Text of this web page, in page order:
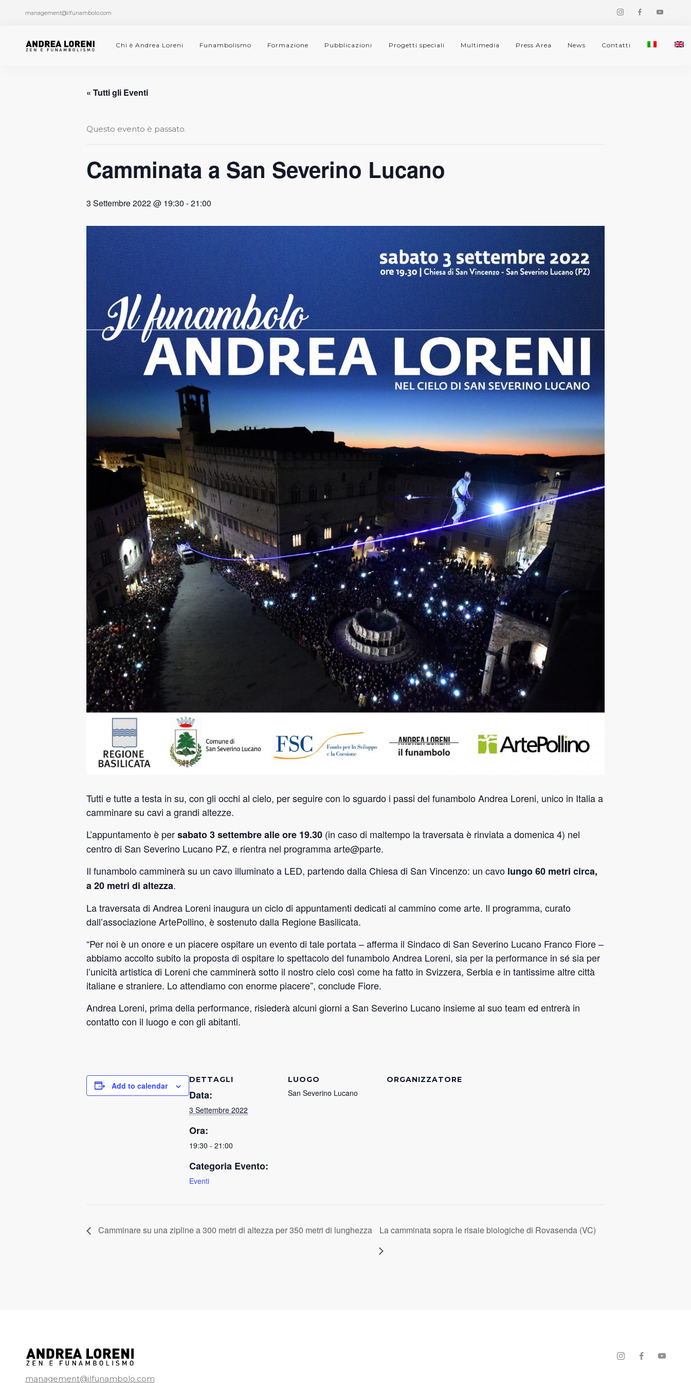
management@ilfunambolo.com
Chi è Andrea Loreni Funambolismo Formazione Pubblicazioni Progetti speciali Multimedia Press Area News Contatti
« Tutti gli Eventi
Questo evento è passato.
Camminata a San Severino Lucano
3 Settembre 2022 @ 19:30 -21:00
Tutti e tutte a testa in su, con gli occhi al cielo, per seguire con lo sguardo i passi del funambolo Andrea Loreni, unico in Italia a
camminare su cavi a grandi altezze.
L’appuntamento è persabato 3 settembre alle ore 19.30 (in caso di maltempo la traversata è rinviata a domenica 4) nel
centro di San Severino Lucano PZ, e rientra nel programma arte@parte.
Il funambolo camminerà su un cavo illuminato a LED, partendo dalla Chiesa di San Vincenzo: un cavo lungo 60 metri circa,
a 20 metri di altezza.
La traversata di Andrea Loreni inaugura un ciclo di appuntamenti dedicati al cammino come arte. Il programma, curato
dall’associazione ArtePollino, è sostenuto dalla Regione Basilicata.
“Per noi è un onore e un piacere ospitare un evento di tale portata – afferma il Sindaco di San Severino Lucano Franco Fiore –
abbiamo accolto subito la proposta di ospitare lo spettacolo del funambolo Andrea Loreni, sia per la performance in sé sia per
l’unicità artistica di Loreni che camminerà sotto il nostro cielo così come ha fatto in Svizzera, Serbia e in tantissime altre città
italiane e straniere. Lo attendiamo con enorme piacere”, conclude Fiore.
Andrea Loreni, prima della performance, risiederà alcuni giorni a San Severino Lucano insieme al suo team ed entrerà in
contatto con il luogo e con gli abitanti.
Add to calendar
DETTAGLI
Data:
3 Settembre 2022
Ora:
19:30 - 21:00
Categoria Evento:
Eventi
LUOGO
San Severino Lucano
ORGANIZZATORE
Camminare su una zipline a 300 metri di altezza per 350 metri di lunghezza La camminata sopra le risaie biologiche di Rovasenda (VC)
management@ilfunambolo.com